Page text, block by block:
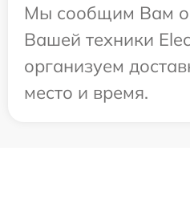
Мы сообщим Вам о
Вашей техники
организуем
место и время.